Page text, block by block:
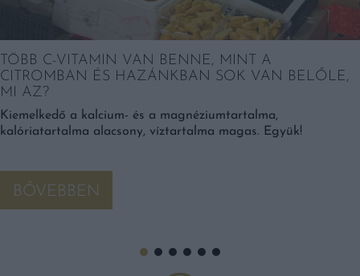
TÖBB C-VITAMIN VAN BENNE, MINT A
CITROMBAN ÉS HAZÁNKBAN SOK VAN BELŐLE,
MI AZ?
Kiemelkedő a kalcium- és a magnéziumtartalma,
kalóriatartalma alacsony, víztartalma magas. Együk!
BŐVEBBEN